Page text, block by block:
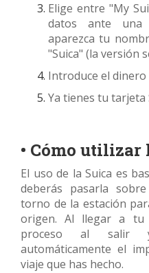
Elige entre "My
datos ante una
aparezca tu
"Suica" (la versión
Introduce el dinero
Ya tienes tu tarjeta
• Cómo utilizar
El uso de la Suica es
deberás pasarla
torno de la estación
origen. Al llegar a tu
proceso al salir
automáticamente el
viaje que has hecho.